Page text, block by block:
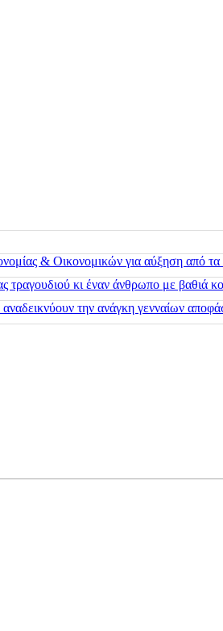
& Οικονομικών για αύξηση από
κι έναν άνθρωπο με βαθιά
την ανάγκη γενναίων